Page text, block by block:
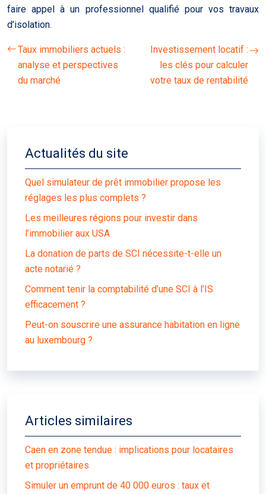
faire appel à un professionnel qualifié pour vos travaux
d’isolation.
Taux immobiliers actuels :
analyse et perspectives
du marché
Investissement locatif :
les clés pour calculer
votre taux de rentabilité
Actualités du site
Quel simulateur de prêt immobilier propose les
réglages les plus complets ?
Les meilleures régions pour investir dans
l’immobilier aux USA
La donation de parts de SCI nécessite-t-elle un
acte notarié ?
Comment tenir la comptabilité d’une SCI à l’IS
efficacement ?
Peut-on souscrire une assurance habitation en ligne
au luxembourg ?
Articles similaires
Caen en zone tendue : implications pour locataires
et propriétaires
Simuler un emprunt de 40 000 euros : taux et